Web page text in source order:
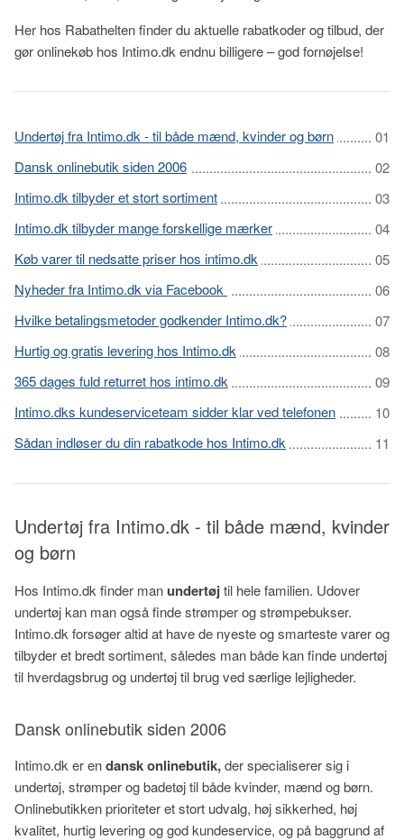
Her hos Rabathelten finder du aktuelle rabatkoder og tilbud, der
gør onlinekøb hos Intimo.dk endnu billigere – god fornøjelse!
Undertøj fra Intimo.dk - til både mænd, kvinder og børn
Dansk onlinebutik siden 2006
Intimo.dk tilbyder et stort sortiment
Intimo.dk tilbyder mange forskellige mærker
Køb varer til nedsatte priser hos intimo.dk
Nyheder fra Intimo.dk via Facebook
Hvilke betalingsmetoder godkender Intimo.dk?
Hurtig og gratis levering hos Intimo.dk
365 dages fuld returret hos intimo.dk
Intimo.dks kundeserviceteam sidder klar ved telefonen
Sådan indløser du din rabatkode hos Intimo.dk
Undertøj fra Intimo.dk - til både mænd, kvinder
og børn
Hos Intimo.dk finder manundertøjtil hele familien. Udover
undertøj kan man også finde strømper og strømpebukser.
Intimo.dk forsøger altid at have de nyeste og smarteste varer og
tilbyder et bredt sortiment, således man både kan finde undertøj
til hverdagsbrug og undertøj til brug ved særlige lejligheder.
Dansk onlinebutik siden 2006
Intimo.dk er endansk onlinebutik,der specialiserer sig i
undertøj, strømper og badetøj til både kvinder, mænd og børn.
Onlinebutikken prioriteter et stort udvalg, høj sikkerhed, høj
kvalitet, hurtig levering og god kundeservice, og på baggrund af